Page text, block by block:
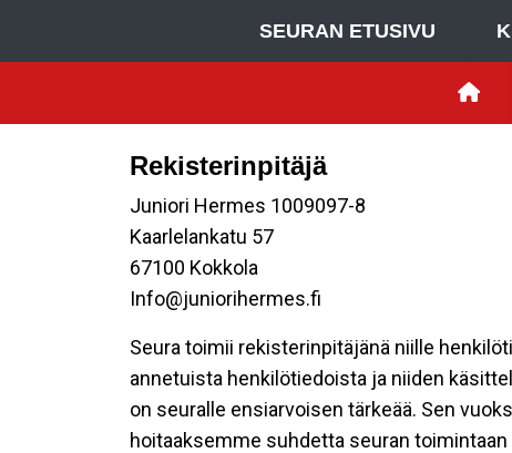
SEURAN ETUSIVU
Rekisterinpitäjä
Juniori Hermes 1009097-8
Kaarlelankatu 57
67100 Kokkola
Info@juniorihermes.fi
Seura toimii rekisterinpitäjänä niille
annetuista henkilötiedoista ja niiden
on seuralle ensiarvoisen tärkeää. Sen
hoitaaksemme suhdetta seuran